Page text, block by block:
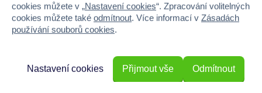
Pohlaví HOLKA
Šířka
cookies můžete v „Nastavení cookies“. Zpracování volitelných
cookies můžete také odmítnout. Více informací v Zásadách
používání souborů cookies.
Odmítnout
Nastavení cookies Přijmout vše